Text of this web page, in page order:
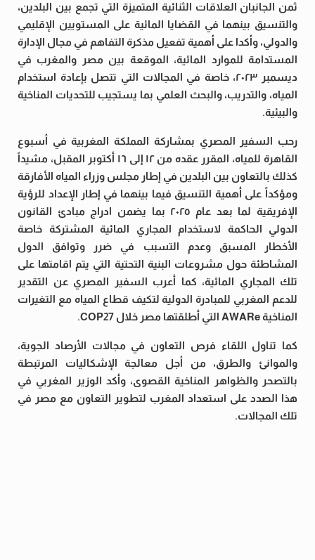
ثمن الجانبان العلاقات الثنائية المتميزة التي تجمع بين البلدين،
والتنسيق بينهما في القضايا المائية على المستويين الإقليمي
والدولي، وأكدا على أهمية تفعيل مذكرة التفاهم في مجال الإدارة
المستدامة للموارد المائية، الموقعة بين مصر والمغرب في
ديسمبر ٢٠٢٣، خاصة في المجالات التي تتصل بإعادة استخدام
المياه، والتدريب، والبحث العلمي بما يستجيب للتحديات المناخية
والبيئية.
رحب السفير المصري بمشاركة المملكة المغربية في أسبوع
القاهرة للمياه، المقرر عقده من ١٢ إلى ١٦ أكتوبر المقبل، مشيداً
كذلك بالتعاون بين البلدين في إطار مجلس وزراء المياه الأفارقة
ومؤكداً على أهمية التنسيق فيما بينهما في إطار الإعداد للرؤية
الإفريقية لما بعد عام ٢٠٢٥ بما يضمن ادراج مبادئ القانون
الدولي الحاكمة لاستخدام المجاري المائية المشتركة خاصة
الأخطار المسبق وعدم التسبب في ضرر وتوافق الدول
المشاطئة حول مشروعات البنية التحتية التي يتم اقامتها على
تلك المجاري المائية، كما أعرب السفير المصري عن التقدير
للدعم المغربي للمبادرة الدولية لتكيف قطاع المياه مع التغيرات
المناخية AWARe التي أطلقتها مصر خلال COP27.
كما تناول اللقاء فرص التعاون في مجالات الأرصاد الجوية،
والموانئ والطرق، من أجل معالجة الإشكاليات المرتبطة
بالتصحر والظواهر المناخية القصوى، وأكد الوزير المغربي في
هذا الصدد على استعداد المغرب لتطوير التعاون مع مصر في
تلك المجالات.